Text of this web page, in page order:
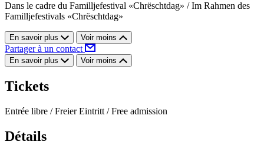
Dans le cadre du Familljefestival «Chrëschtdag» / Im Rahmen des
Familljefestivals «Chrëschtdag»
En savoir plus Voir moins
Partager à un contact
En savoir plus Voir moins
Tickets
Entrée libre / Freier Eintritt / Free admission
Détails